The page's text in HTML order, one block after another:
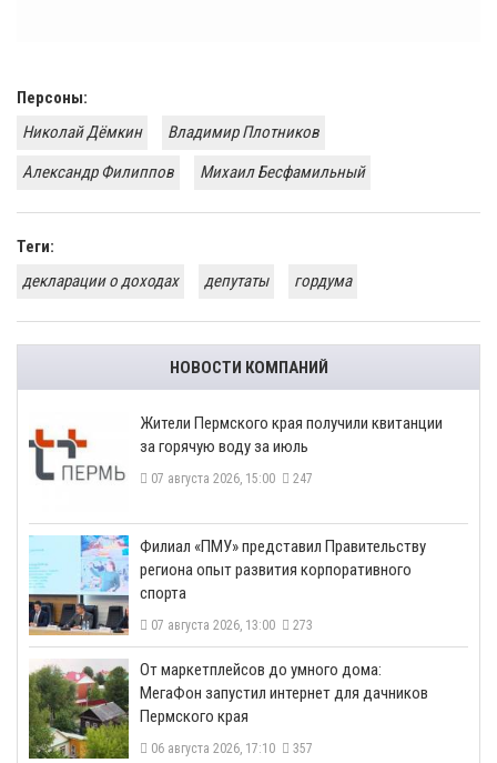
Персоны:
Николай Дёмкин
Владимир Плотников
Александр Филиппов
Михаил Бесфамильный
Теги:
декларации о доходах
депутаты гордума
НОВОСТИ КОМПАНИЙ
​Жители Пермского края получили квитанции
за горячую воду за июль
07 августа 2026, 15:00 247
​Филиал «ПМУ» представил Правительству
региона опыт развития корпоративного
спорта
07 августа 2026, 13:00 273
От маркетплейсов до умного дома:
МегаФон запустил интернет для дачников
Пермского края
06 августа 2026, 17:10 357